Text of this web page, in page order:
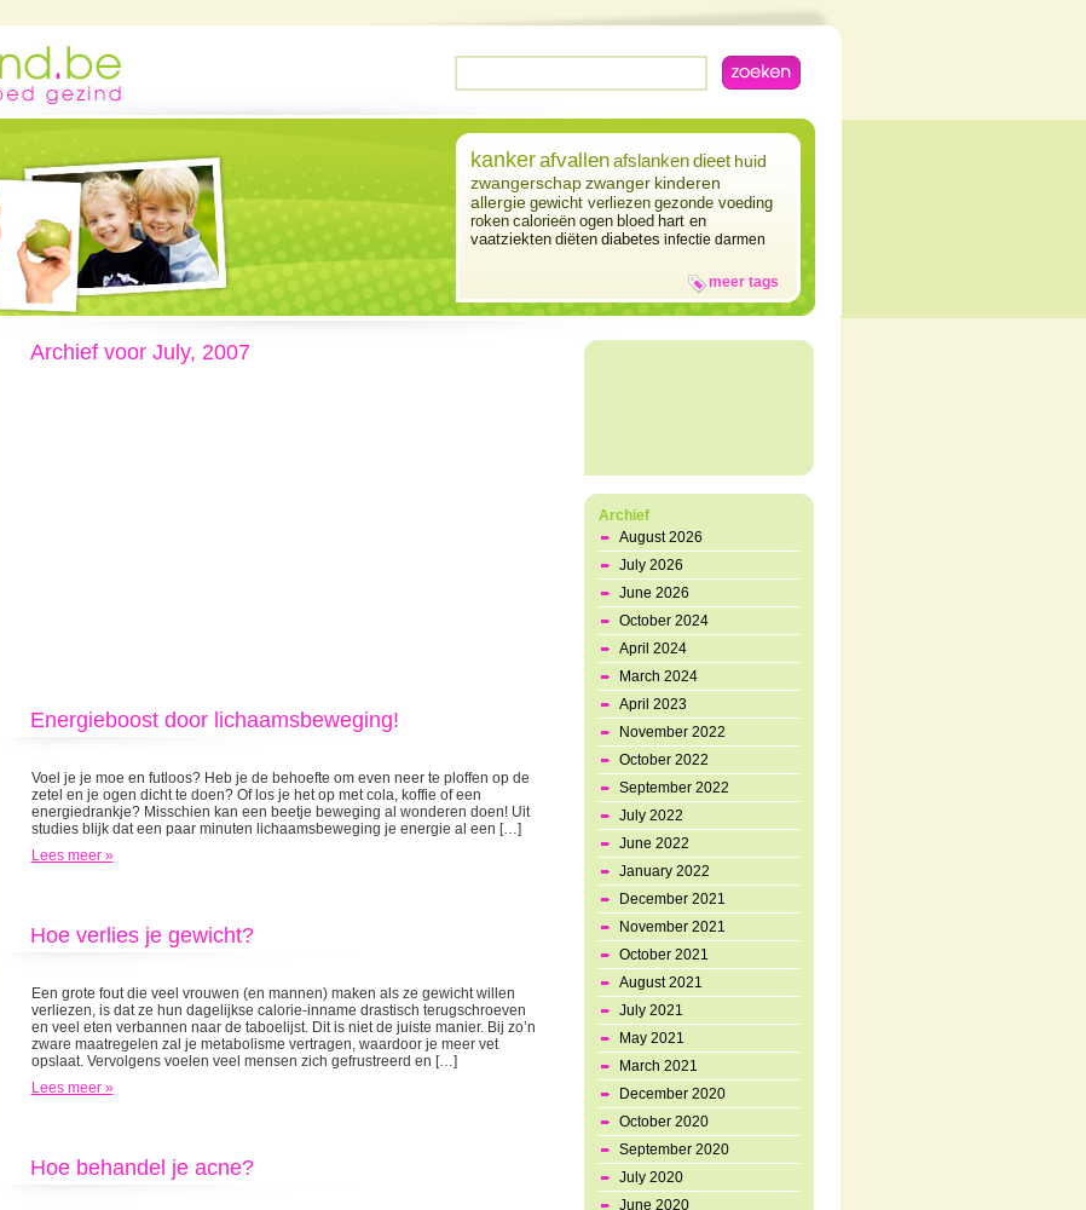
kankerafvallen afslanken dieet huid
zwangerschap zwanger kinderen
allergie gewicht verliezen gezonde voeding
roken calorieën ogen bloed hart en
vaatziekten diëten diabetes infectie darmen
meer tags
Archief voor July, 2007
Energieboost door lichaamsbeweging!
Voel je je moe en futloos? Heb je de behoefte om even neer te ploffen op de
zetel en je ogen dicht te doen? Of los je het op met cola, koffie of een
energiedrankje? Misschien kan een beetje beweging al wonderen doen! Uit
studies blijk dat een paar minuten lichaamsbeweging je energie al een […]
Lees meer »
Hoe verlies je gewicht?
Een grote fout die veel vrouwen (en mannen) maken als ze gewicht willen
verliezen, is dat ze hun dagelijkse calorie-inname drastisch terugschroeven
en veel eten verbannen naar de taboelijst. Dit is niet de juiste manier. Bij zo’n
zware maatregelen zal je metabolisme vertragen, waardoor je meer vet
opslaat. Vervolgens voelen veel mensen zich gefrustreerd en […]
Lees meer »
Hoe behandel je acne?
Archief
August 2026
July 2026
June 2026
October 2024
April 2024
March 2024
April 2023
November 2022
October 2022
September 2022
July 2022
June 2022
January 2022
December 2021
November 2021
October 2021
August 2021
July 2021
May 2021
March 2021
December 2020
October 2020
September 2020
July 2020
June 2020